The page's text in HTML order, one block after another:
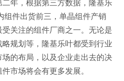
年，根据第三方数据，隆基乐
组件出货前三，单晶组件产销
关注的组件厂商之一。无论是
规划等，隆基乐叶都受到行业
的布局，以及企业走出去的决
市场将会有更多发展。